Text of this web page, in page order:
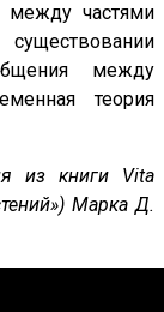
между частями
между
теория
из книги Vita
Марка Д.